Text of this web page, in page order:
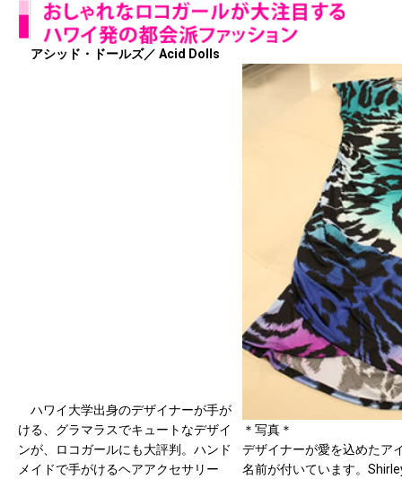
アシッド・ドールズ／ Acid Dolls
ハワイ大学出身のデザイナーが手が
ける、グラマラスでキュートなデザイ
ンが、ロコガールにも大評判。ハンド
メイドで手がけるヘアアクセサリー
＊写真＊
デザイナーが愛を込めたア
名前が付いています。